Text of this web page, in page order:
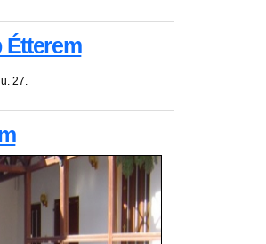
Étterem
27.